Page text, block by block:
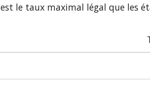
le taux maximal légal que les